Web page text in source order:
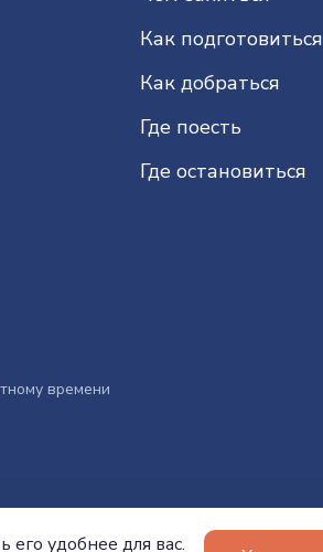
Как подготовиться
Как добраться
Где поесть
Где остановиться
времени
удобнее для вас.